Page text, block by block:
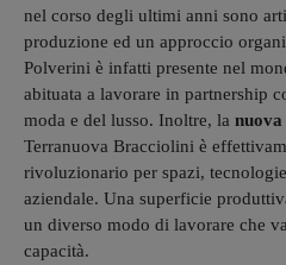
nel corso degli ultimi anni sono
produzione ed un approccio
Polverini è infatti presente nel
abituata a lavorare in partnership
moda e del lusso. Inoltre, la nuova
Terranuova Bracciolini è
rivoluzionario per spazi,
aziendale. Una superficie
un diverso modo di lavorare che
capacità.